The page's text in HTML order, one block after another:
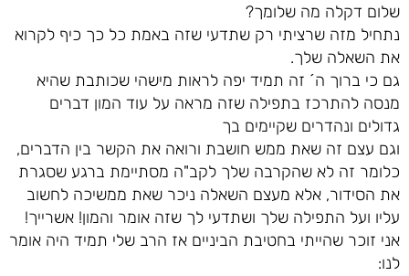
שלום דקלה מה שלומך?
נתחיל מזה שרציתי רק שתדעי שזה באמת כל כך כיף לקרוא
את השאלה שלך.
גם כי ברוך ה´ זה תמיד יפה לראות מישהי שכותבת שהיא
מנסה להתרכז בתפילה שזה מראה על עוד המון דברים
גדולים ונהדרים שקיימים בך
וגם עצם זה שאת ממש חושבת ורואה את הקשר בין הדברים,
כלומר זה לא שהקרבה שלך לקב"ה מסתיימת ברגע שסגרת
את הסידור, אלא מעצם השאלה ניכר שאת ממשיכה לחשוב
עליו ועל התפילה שלך ושתדעי לך שזה אומר והמון! אשרייך!
אני זוכר שהייתי בחטיבת הביניים אז הרב שלי תמיד היה אומר
לנו: